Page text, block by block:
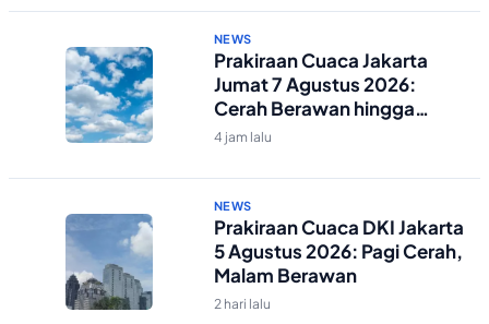
NEWS
Prakiraan Cuaca Jakarta
Jumat 7 Agustus 2026:
Cerah Berawan hingga
Malam
4 jam lalu
NEWS
Prakiraan Cuaca DKI Jakarta
5 Agustus 2026: Pagi Cerah,
Malam Berawan
2 hari lalu